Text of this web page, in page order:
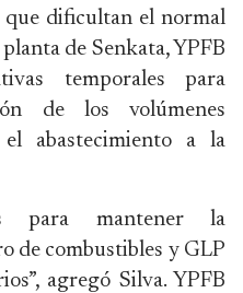
que dificultan el normal
de Senkata, YPFB
temporales para
de los volúmenes
abastecimiento a la
para mantener la
de combustibles y GLP
agregó Silva. YPFB